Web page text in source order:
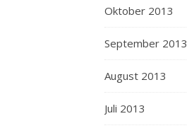
Oktober 2013
September 2013
August 2013
Juli 2013